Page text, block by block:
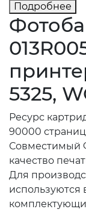
Подробнее
5325,
Ресурс
90000
Совместимый
качество
Для
используются